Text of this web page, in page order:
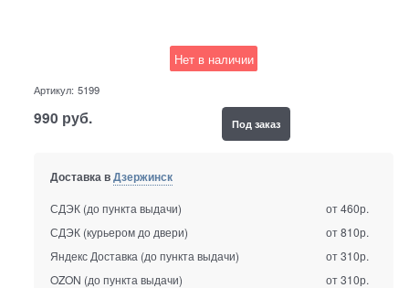
Нет в наличии
Артикул: 5199
990 руб. Под заказ
Доставка вДзержинск
СДЭК (до пункта выдачи)
от 460р.
СДЭК (курьером до двери)
от 810р.
Яндекс Доставка (до пункта выдачи)
от 310р.
OZON (до пункта выдачи)
от 310р.